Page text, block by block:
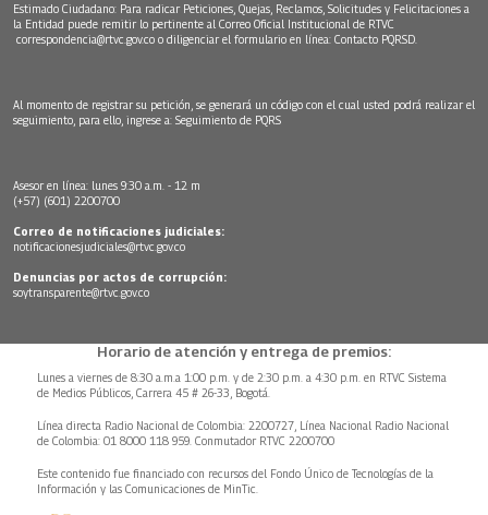
Estimado Ciudadano: Para radicar Peticiones, Quejas, Reclamos, Solicitudes y Felicitaciones a
la Entidad puede remitir lo pertinente al Correo Oficial Institucional de RTVC
correspondencia@rtvc.gov.co o diligenciar el formulario en línea: Contacto PQRSD.
Al momento de registrar su petición, se generará un código con el cual usted podrá realizar el
seguimiento, para ello, ingrese a: Seguimiento de PQRS
Asesor en línea: lunes 9:30 a.m. - 12 m
(+57) (601) 2200700
Correo de notificaciones judiciales:
notificacionesjudiciales@rtvc.gov.co
Denuncias por actos de corrupción:
soytransparente@rtvc.gov.co
Horario de atención y entrega de premios:
Lunes a viernes de 8:30 a.m.a 1:00 p.m. y de 2:30 p.m. a 4:30 p.m. en RTVC Sistema
de Medios Públicos, Carrera 45 # 26-33, Bogotá.
Línea directa Radio Nacional de Colombia: 2200727, Línea Nacional Radio Nacional
de Colombia: 01 8000 118 959. Conmutador RTVC 2200700
Este contenido fue financiado con recursos del Fondo Único de Tecnologías de la
Información y las Comunicaciones de MinTic.